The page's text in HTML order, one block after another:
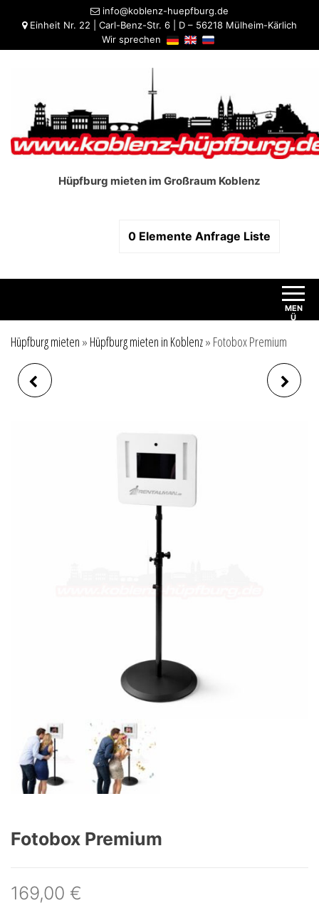
info@koblenz-huepfburg.de
Einheit Nr. 22 | Carl-Benz-Str. 6 | D – 56218 Mülheim-Kärlich
Wir sprechen
Hüpfburg mieten im Großraum Koblenz
0 Elemente Anfrage Liste
MEN
Ü
Hüpfburg mieten » Hüpfburg mieten in Koblenz» Fotobox Premium
Fotobox Premium
169,00 €